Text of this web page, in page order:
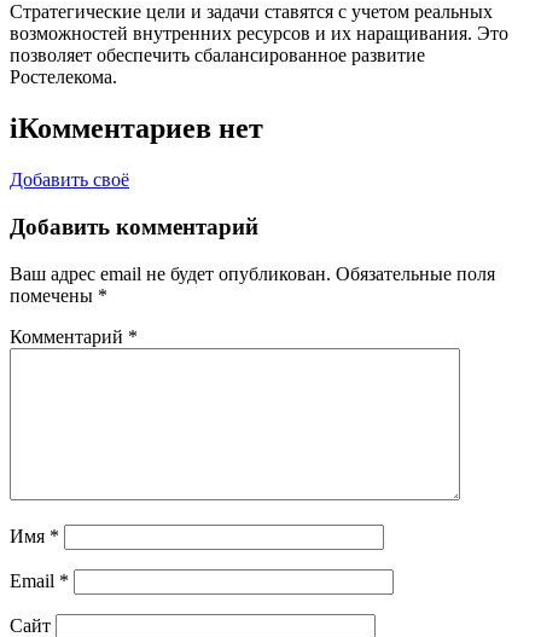
Стратегические цели и задачи ставятся с учетом реальных
возможностей внутренних ресурсов и их наращивания. Это
позволяет обеспечить сбалансированное развитие
Ростелекома.
iКомментариев нет
Добавить своё
Добавить комментарий
Ваш адрес email не будет опубликован. Обязательные поля
помечены *
Комментарий *
Имя *
Email *
Сайт